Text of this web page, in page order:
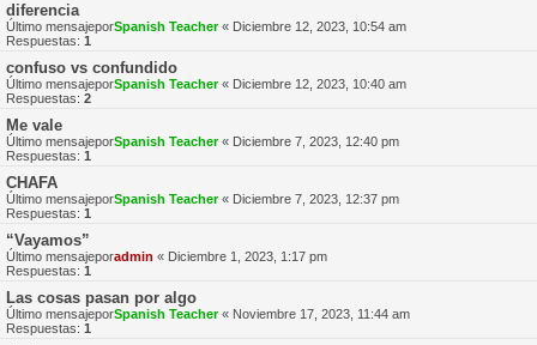
diferencia
Último mensajeporSpanish Teacher« Diciembre 12, 2023, 10:54 am
Respuestas: 1
confuso vs confundido
Último mensajeporSpanish Teacher« Diciembre 12, 2023, 10:40 am
Respuestas: 2
Me vale
Último mensajeporSpanish Teacher« Diciembre 7, 2023, 12:40 pm
Respuestas: 1
CHAFA
Último mensajeporSpanish Teacher« Diciembre 7, 2023, 12:37 pm
Respuestas: 1
“Vayamos”
Último mensajeporadmin « Diciembre 1, 2023, 1:17 pm
Respuestas: 1
Las cosas pasan por algo
Último mensajeporSpanish Teacher« Noviembre 17, 2023, 11:44 am
Respuestas: 1